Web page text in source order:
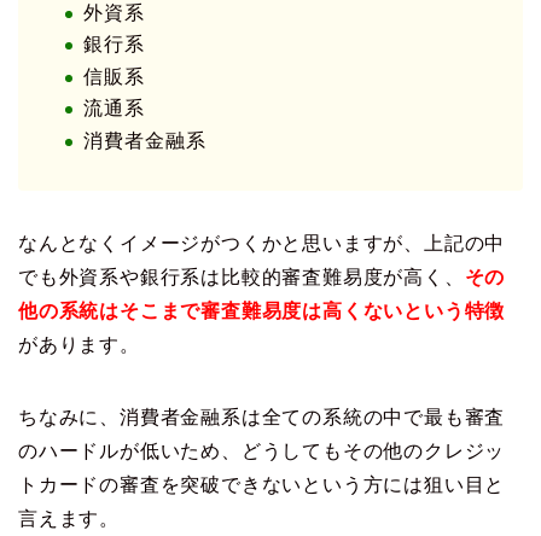
外資系
銀行系
信販系
流通系
消費者金融系
なんとなくイメージがつくかと思いますが、上記の中
でも外資系や銀行系は比較的審査難易度が高く、 その
他の系統はそこまで審査難易度は高くないという特徴
があります。
ちなみに、消費者金融系は全ての系統の中で最も審査
のハードルが低いため、どうしてもその他のクレジッ
トカードの審査を突破できないという方には狙い目と
言えます。